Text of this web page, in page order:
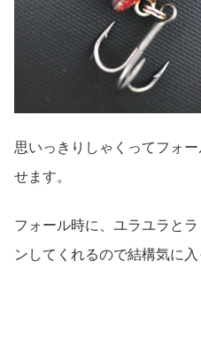
思いっきりしゃくってフォ
せます。
フォール時に、ユラユラと
ンしてくれるので結構気に入